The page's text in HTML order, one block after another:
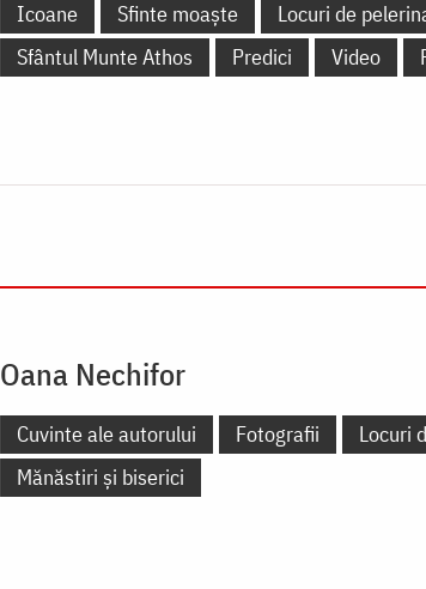
Icoane
Sfinte moaște
Locuri de
Sfântul Munte Athos
Predici Video
Oana Nechifor
Cuvinte ale autorului Fotografii
Locuri
Mănăstiri și biserici